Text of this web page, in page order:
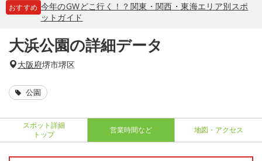
おすすめ 今年のGWどこ行く！？関東・関西・東海エリア別スポ
ットガイド
大浜公園の詳細データ
大阪府堺市堺区
公園
スポット詳細
トップ
営業時間など 地図・アクセス